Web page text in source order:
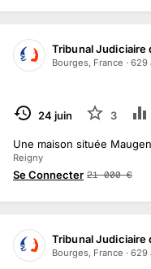
Tribunal Judiciaire
Bourges, France · 629
TERMINÉ24 juin 3
Une maison située
Reigny
Se Connecter 21 000 €
Tribunal Judiciaire
Bourges, France · 629